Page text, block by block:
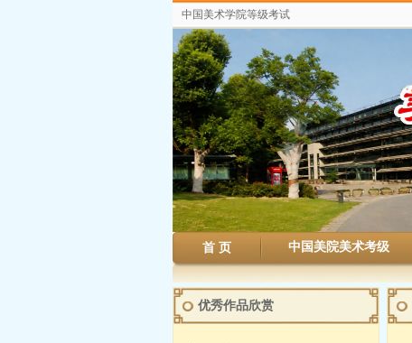
中国美术学院等级考试
首 页 中国美院美术考级
优秀作品欣赏